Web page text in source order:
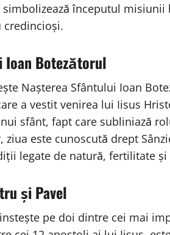
începutul
Ioan Botezătorul
Nașterea Sfântului Ioan
a vestit venirea lui Iisus
sfânt, fapt care subliniază
este cunoscută drept
legate de natură, fertilitate
și Pavel
pe doi dintre cei mai